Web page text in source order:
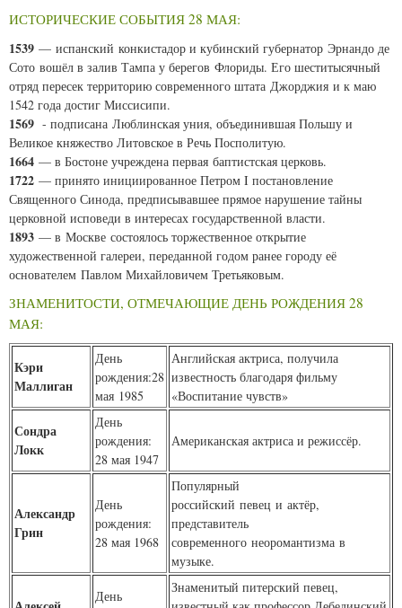
ИСТОРИЧЕСКИЕ СОБЫТИЯ 28 МАЯ:
1539 — испанский конкистадор и кубинский губернатор Эрнандо де
Сото вошёл в залив Тампа у берегов Флориды. Его шеститысячный
отряд пересек территорию современного штата Джорджия и к маю
1542 года достиг Миссисипи.
1569 - подписана Люблинская уния, объединившая Польшу и
Великое княжество Литовское в Речь Посполитую.
1664 — в Бостоне учреждена первая баптистская церковь.
1722 — принято инициированное Петром I постановление
Священного Синода, предписывавшее прямое нарушение тайны
церковной исповеди в интересах государственной власти.
1893 — в Москве состоялось торжественное открытие
художественной галереи, переданной годом ранее городу её
основателем Павлом Михайловичем Третьяковым.
ЗНАМЕНИТОСТИ, ОТМЕЧАЮЩИЕ ДЕНЬ РОЖДЕНИЯ 28
МАЯ:
Кэри
Маллиган
День
рождения:28
мая 1985
Английская актриса, получила
известность благодаря фильму
«Воспитание чувств»
Сондра
Локк
День
рождения:
28 мая 1947
Американская актриса и режиссёр.
Александр
Грин
День
рождения:
28 мая 1968
Популярный
российский певец и актёр,
представитель
современного неоромантизма в
музыке.
День
Знаменитый питерский певец,